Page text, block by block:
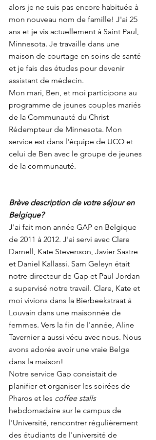
alors je ne suis pas encore habituée à
mon nouveau nom de famille! J'ai 25
ans et je vis actuellement à Saint Paul,
Minnesota. Je travaille dans une
maison de courtage en soins de santé
et je fais des études pour devenir
assistant de médecin.
Mon mari, Ben, et moi participons au
programme de jeunes couples mariés
de la Communauté du Christ
Rédempteur de Minnesota. Mon
service est dans l'équipe de UCO et
celui de Ben avec le groupe de jeunes
de la communauté.
Brève description de votre séjour en
Belgique?
J'ai fait mon année GAP en Belgique
de 2011 à 2012. J'ai servi avec Clare
Darnell, Kate Stevenson, Javier Sastre
et Daniel Kallassi. Sam Geleyn était
notre directeur de Gap et Paul Jordan
a supervisé notre travail. Clare, Kate et
moi vivions dans la Bierbeekstraat à
Louvain dans une maisonnée de
femmes. Vers la fin de l'année, Aline
Tavernier a aussi vécu avec nous. Nous
avons adorée avoir une vraie Belge
dans la maison!
Notre service Gap consistait de
planifier et organiser les soirées de
Pharos et les coffee stalls
hebdomadaire sur le campus de
l'Université, rencontrer régulièrement
des étudiants de l'université de